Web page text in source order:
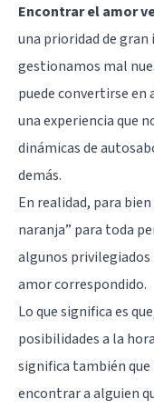
Encontrar el amor
una prioridad de gran
gestionamos mal
puede convertirse en
una experiencia que
dinámicas de
demás.
En realidad, para
naranja” para toda
algunos
amor correspondido.
Lo que significa es
posibilidades a la
significa también
encontrar a alguien